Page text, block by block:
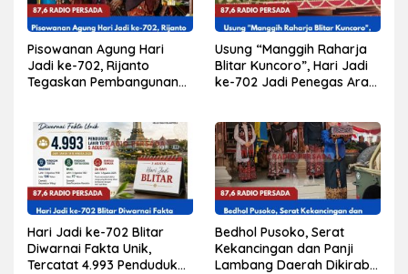
Pisowanan Agung Hari
Jadi ke-702, Rijanto
Tegaskan Pembangunan
Masyarakat
Usung “Manggih Raharja
Blitar Kuncoro”, Hari Jadi
ke-702 Jadi Penegas Arah
Hari Jadi ke-702 Blitar
Diwarnai Fakta Unik,
Tercatat 4.993 Penduduk
Bedhol Pusoko, Serat
Kekancingan dan Panji
Lambang Daerah Dikirab